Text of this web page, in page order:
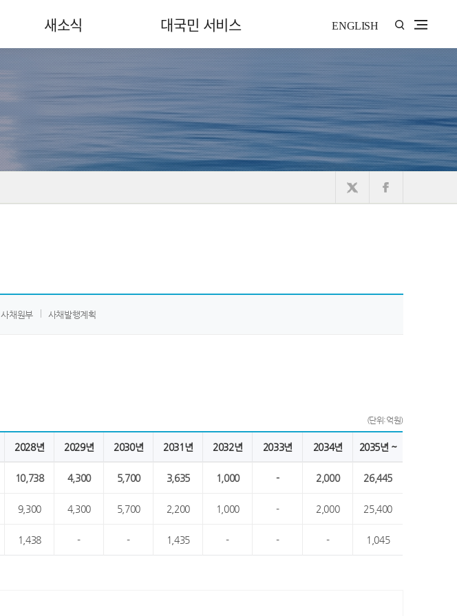
새소식 대국민 서비스 ENGLISH
사채원부 사채발행계획
(단위:억원)
2028년 2029년 2030년 2031년 2032년 2033년 2034년 2035년 ~
10,738 4,300 5,700 3,635 1,000 - 2,000 26,445
9,300 4,300 5,700 2,200 1,000 - 2,000 25,400
1,438 - - 1,435 - - - 1,045